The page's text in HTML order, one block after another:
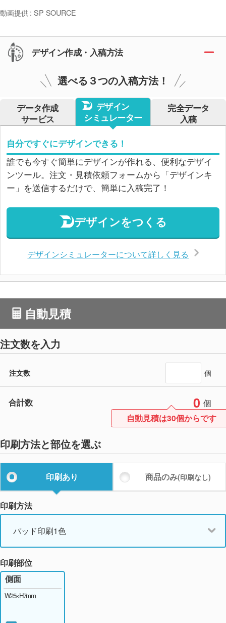
動画提供 : SP SOURCE
デザイン作成・入稿方法
選べる３つの入稿方法！
データ作成
サービス
デザイン
シミュレーター
完全データ
入稿
自分ですぐにデザインできる！
誰でも今すぐ簡単にデザインが作れる、便利なデザイ
ンツール。注文・見積依頼フォームから「デザインキ
ー」を送信するだけで、簡単に入稿完了！
デザインをつくる
デザインシミュレーターについて詳しく見る
自動見積
注文数を入力
注文数 個
合計数 0 個
自動見積は30個からです
印刷方法と部位を選ぶ
印刷あり 商品のみ(印刷なし)
印刷方法
パッド印刷1色
印刷部位
側面
W25×H7mm